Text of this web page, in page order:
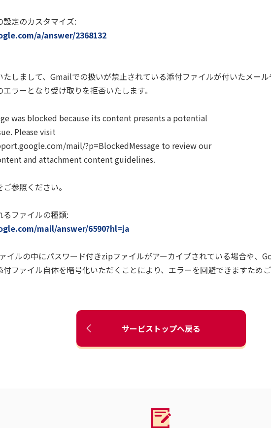
定のカスタマイズ:
a/answer/2368132
しまして、Gmailでの扱いが禁止されている添付ファイルが付いたメー
ラーとなり受け取りを拒否いたします。
was blocked because its content presents a potential
Please visit
mail/?p=BlockedMessage to review our
and attachment content guidelines.
参照ください。
ファイルの種類:
mail/answer/6590?hl=ja
イルの中にパスワード付きzipファイルがアーカイブされている場合や、
ファイル自体を暗号化いただくことにより、エラーを回避できますため
サービストップへ戻る